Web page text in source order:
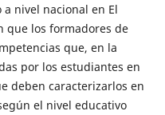
nivel nacional en El
que los formadores de
que, en la
por los estudiantes en
deben caracterizarlos en
el nivel educativo